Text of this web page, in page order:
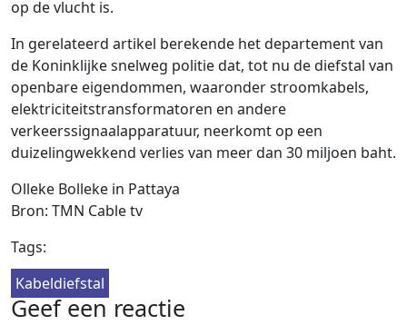
op de vlucht is.
In gerelateerd artikel berekende het departement van
de Koninklijke snelweg politie dat, tot nu de diefstal van
openbare eigendommen, waaronder stroomkabels,
elektriciteitstransformatoren en andere
verkeerssignaalapparatuur, neerkomt op een
duizelingwekkend verlies van meer dan 30 miljoen baht.
Olleke Bolleke in Pattaya
Bron: TMN Cable tv
Tags:
Kabeldiefstal
Geef een reactie